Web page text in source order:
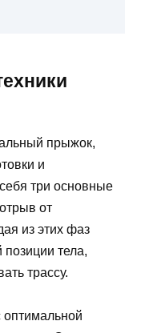
прыжок,
и
три основные
от
из этих фаз
позиции тела,
трассу.
оптимальной